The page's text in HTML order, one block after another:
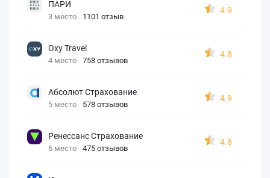
ПАРИ
3 место 1101 отзыв
4.9
Oxy Travel
4 место 758 отзывов
4.8
Абсолют Страхование
5 место 578 отзывов
4.9
Ренессанс Страхование
6 место 475 отзывов
4.8